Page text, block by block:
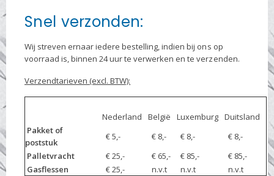
Snel verzonden:
Wij streven ernaar iedere bestelling, indien bij ons op
voorraad is, binnen 24 uur te verwerken en te verzenden.
Verzendtarieven (excl. BTW):
Nederland België Luxemburg Duitsland
Pakket of
poststuk
€ 5,- € 8,- € 8,-
€ 8,-
Palletvracht
€ 25,- € 65,- € 85,-
€ 85,-
Gasflessen
€ 25,- n.v.t n.v.t
n.v.t